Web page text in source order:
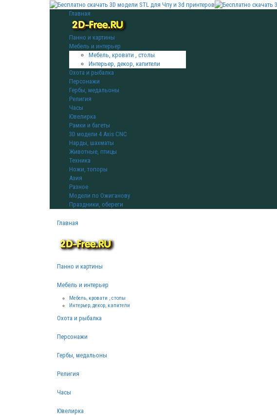
Главная
Панно и картины
Мебель и интерьер
Мебель, кровати , столы
Интерьер, декор, капители
Охота и рыбалка
Персонажи
Гербы, медальоны
Религия
Часы
Ювелирка
Рамки и багеты
3D модели 4 Axis CNC
Нарды, шахматы
Животные, птицы
Техника
Ножи, топоры
Азия
Разное
Модели по Ожиганову
Праздники, обереги
Главная
Панно и картины
Мебель и интерьер
Мебель, кровати , столы
Интерьер, декор, капители
Охота и рыбалка
Персонажи
Гербы, медальоны
Религия
Часы
Ювелирка